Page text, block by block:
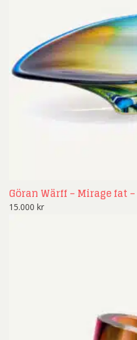
Göran Wärff – Mirage fat
15.000 kr